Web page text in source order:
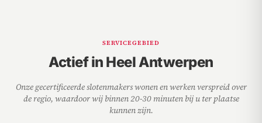
SERVICEGEBIED
Actief in Heel Antwerpen
Onze gecertificeerde slotenmakers wonen en werken verspreid over
de regio, waardoor wij binnen 20-30 minuten bij u ter plaatse
kunnen zijn.